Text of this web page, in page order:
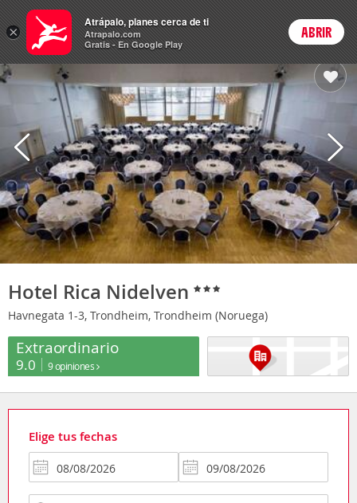
Hoteles Login
Hotel Rica Nidelven
Havnegata 1-3, Trondheim, Trondheim (Noruega)
Extraordinario
9.0 9 opiniones
Elige tus fechas
×
Atrápalo, planes cerca de ti
Atrapalo.com
Gratis - En Google Play
ABRIR